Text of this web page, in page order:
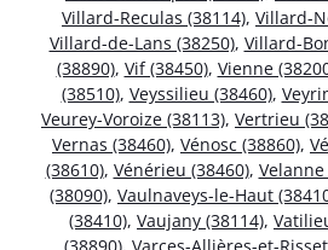
Villard-Reculas (38114), Villard-
Villard-de-Lans (38250), Villard-
(38890), Vif (38450), Vienne
(38510), Veyssilieu (38460),
Veurey-Voroize (38113), Vertrieu
Vernas (38460), Vénosc (38860),
(38610), Vénérieu (38460), Velanne
(38090), Vaulnaveys-le-Haut
(38410), Vaujany (38114),